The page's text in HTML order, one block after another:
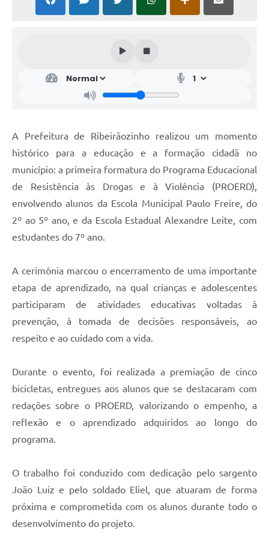
A Prefeitura de Ribeirãozinho realizou um momento
histórico para a educação e a formação cidadã no
município: a primeira formatura do Programa Educacional
de Resistência às Drogas e à Violência (PROERD),
envolvendo alunos da Escola Municipal Paulo Freire, do
2º ao 5º ano, e da Escola Estadual Alexandre Leite, com
estudantes do 7º ano.
A cerimônia marcou o encerramento de uma importante
etapa de aprendizado, na qual crianças e adolescentes
participaram de atividades educativas voltadas à
prevenção, à tomada de decisões responsáveis, ao
respeito e ao cuidado com a vida.
Durante o evento, foi realizada a premiação de cinco
bicicletas, entregues aos alunos que se destacaram com
redações sobre o PROERD, valorizando o empenho, a
reflexão e o aprendizado adquiridos ao longo do
programa.
O trabalho foi conduzido com dedicação pelo sargento
João Luiz e pelo soldado Eliel, que atuaram de forma
próxima e comprometida com os alunos durante todo o
desenvolvimento do projeto.